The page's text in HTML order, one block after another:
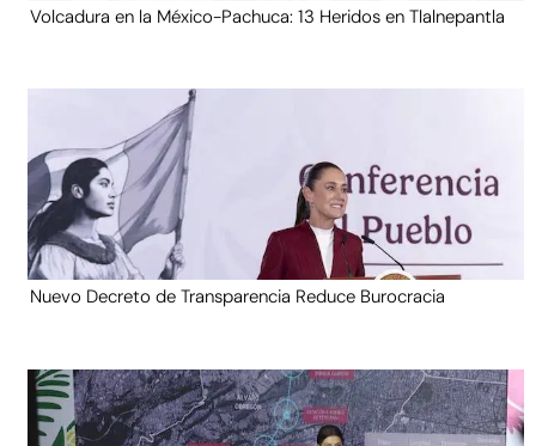
Volcadura en la México-Pachuca: 13 Heridos en Tlalnepantla
Nuevo Decreto de Transparencia Reduce Burocracia